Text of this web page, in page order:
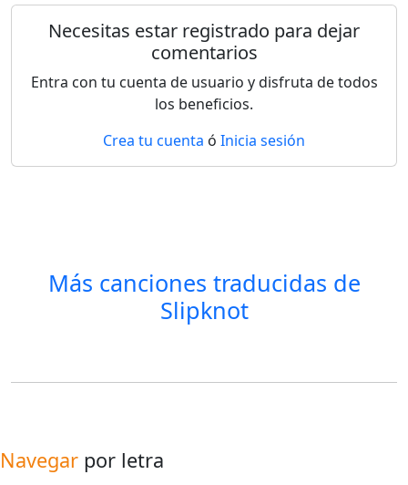
Necesitas estar registrado para dejar
comentarios
Entra con tu cuenta de usuario y disfruta de todos
los beneficios.
Crea tu cuenta ó Inicia sesión
Más canciones traducidas de
Slipknot
Navegar por letra